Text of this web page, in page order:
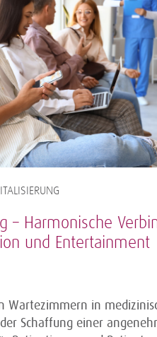
– Harmonische
und Entertainment
Wartezimmern in
Schaffung einer